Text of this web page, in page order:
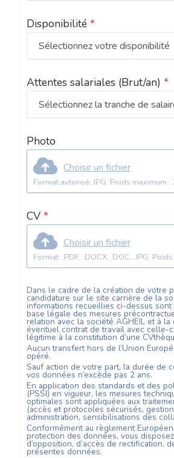
Disponibilité *
Attentes salariales (Brut/an) *
Photo
Choisir un fichier
Format autorisé: JPG. Poids maximum :
CV *
Choisir un fichier
Format: .PDF, .DOCX, .DOC, .JPG.
Dans le cadre de la création de votre
candidature sur le site carrière de la
informations recueillies ci-dessus
base légale des mesures
relation avec la société AGHEILet à la
éventuel contrat de travail avec celle-
légitime à la constitution d’une
Aucun transfert hors de l’Union
opéré.
Sauf action de votre part, la durée de
vos données n’excède pas 2ans.
En application des standards et des
(PSSI) en vigueur, les mesures
optimales sont appliquées aux
(accès et protocoles sécurisés,
administration, sensibilisations des
Conformément au règlement
protection des données, vous
d’opposition, d’accès de rectification,
présentes données.